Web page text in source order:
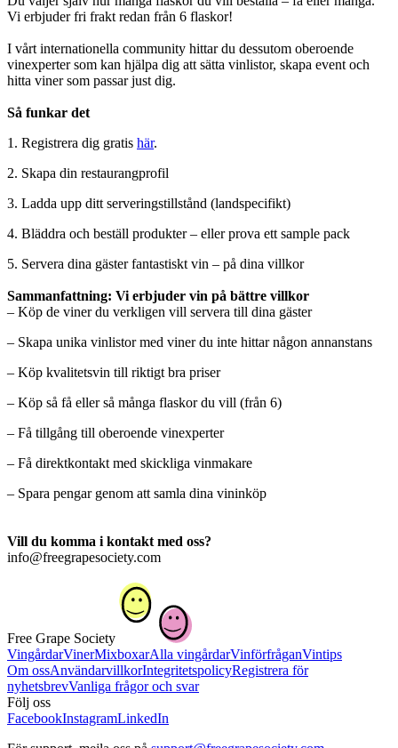
Vi erbjuder fri frakt redan från 6 flaskor!
I vårt internationella community hittar du dessutom oberoende
vinexperter som kan hjälpa dig att sätta vinlistor, skapa event och
hitta viner som passar just dig.
Så funkar det
1. Registrera dig gratis här.
2. Skapa din restaurangprofil
3. Ladda upp ditt serveringstillstånd (landspecifikt)
4. Bläddra och beställ produkter – eller prova ett sample pack
5. Servera dina gäster fantastiskt vin – på dina villkor
Sammanfattning: Vi erbjuder vin på bättre villkor
– Köp de viner du verkligen vill servera till dina gäster
– Skapa unika vinlistor med viner du inte hittar någon annanstans
– Köp kvalitetsvin till riktigt bra priser
– Köp så få eller så många flaskor du vill (från 6)
– Få tillgång till oberoende vinexperter
– Få direktkontakt med skickliga vinmakare
– Spara pengar genom att samla dina vininköp
Vill du komma i kontakt med oss?
info@freegrapesociety.com
Free Grape Society
VingårdarVinerMixboxarAlla vingårdarVinförfråganVintips
Om ossAnvändarvillkorIntegritetspolicyRegistrera för
nyhetsbrevVanliga frågor och svar
Följ oss
FacebookInstagramLinkedIn